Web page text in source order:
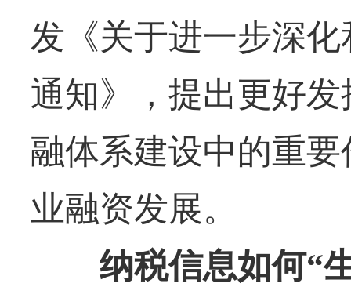
发《关于进一步深
通知》，提出更好
融体系建设中的重
业融资发展。
纳税信息如何“